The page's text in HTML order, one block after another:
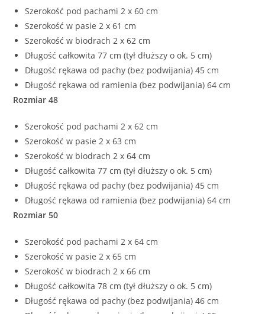
Szerokość pod pachami 2 x 60 cm
Szerokość w pasie 2 x 61 cm
Szerokość w biodrach 2 x 62 cm
Długość całkowita 77 cm (tył dłuższy o ok. 5 cm)
Długość rękawa od pachy (bez podwijania) 45 cm
Długość rękawa od ramienia (bez podwijania) 64 cm
Rozmiar 48
Szerokość pod pachami 2 x 62 cm
Szerokość w pasie 2 x 63 cm
Szerokość w biodrach 2 x 64 cm
Długość całkowita 77 cm (tył dłuższy o ok. 5 cm)
Długość rękawa od pachy (bez podwijania) 45 cm
Długość rękawa od ramienia (bez podwijania) 64 cm
Rozmiar 50
Szerokość pod pachami 2 x 64 cm
Szerokość w pasie 2 x 65 cm
Szerokość w biodrach 2 x 66 cm
Długość całkowita 78 cm (tył dłuższy o ok. 5 cm)
Długość rękawa od pachy (bez podwijania) 46 cm